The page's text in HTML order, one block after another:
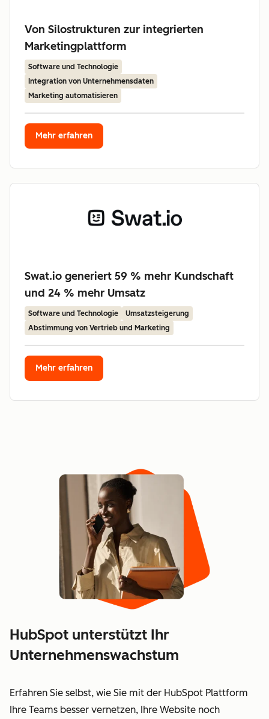
Von Silostrukturen zur integrierten
Marketingplattform
Software und Technologie
Integration von Unternehmensdaten
Marketing automatisieren
Mehr erfahren
Swat.io generiert 59 % mehr Kundschaft
und 24 % mehr Umsatz
Software und Technologie
Umsatzsteigerung
Abstimmung von Vertrieb und Marketing
Mehr erfahren
HubSpot unterstützt Ihr
Unternehmenswachstum
Erfahren Sie selbst, wie Sie mit der HubSpot Plattform
Ihre Teams besser vernetzen, Ihre Website noch